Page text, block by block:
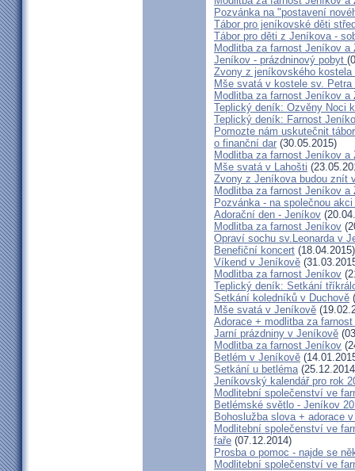
Pozvánka na "postavení
Tábor pro jeníkovské děti
Tábor pro děti z Jeníkova -
Modlitba za farnost Jeníkov a
Jeníkov - prázdninový pobyt
Zvony z jeníkovského
Mše svatá v kostele sv.
Modlitba za farnost Jeníkov a
Teplický deník: Ozvěny Noci
Teplický deník: Farnost
Pomozte nám uskutečnit
o finanční dar (30.05.2015)
Modlitba za farnost Jeníkov a
Mše svatá v Lahošti
Zvony z Jeníkova budou znít
Modlitba za farnost Jeníkov a
Pozvánka - na společnou
Adorační den - Jeníkov
Modlitba za farnost Jeníkov
Opraví sochu sv.Leonarda v
Benefiční koncert (18.04.2015)
Víkend v Jeníkově
Modlitba za farnost Jeníkov
Teplický deník: Setkání
Setkání koledníků v Duchově
Mše svatá v Jeníkově
Adorace + modlitba za
Jarní prázdniny v Jeníkově
Modlitba za farnost Jeníkov
Betlém v Jeníkově
Setkání u betléma
Jeníkovský kalendář pro rok
Modlitební společenství ve
Betlémské světlo - Jeníkov
Bohoslužba slova + adorace
Modlitební společenství ve
faře (07.12.2014)
Prosba o pomoc - najde se
Modlitební společenství ve